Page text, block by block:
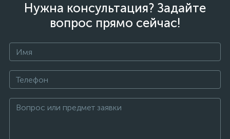
Нужна консультация? Задайте
вопрос прямо сейчас!